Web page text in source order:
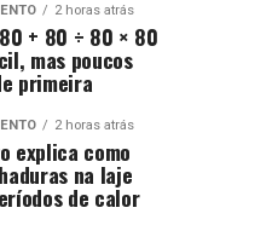
2 horas atrás
+ 80 ÷ 80 × 80
mas poucos
primeira
2 horas atrás
explica como
na laje
de calor